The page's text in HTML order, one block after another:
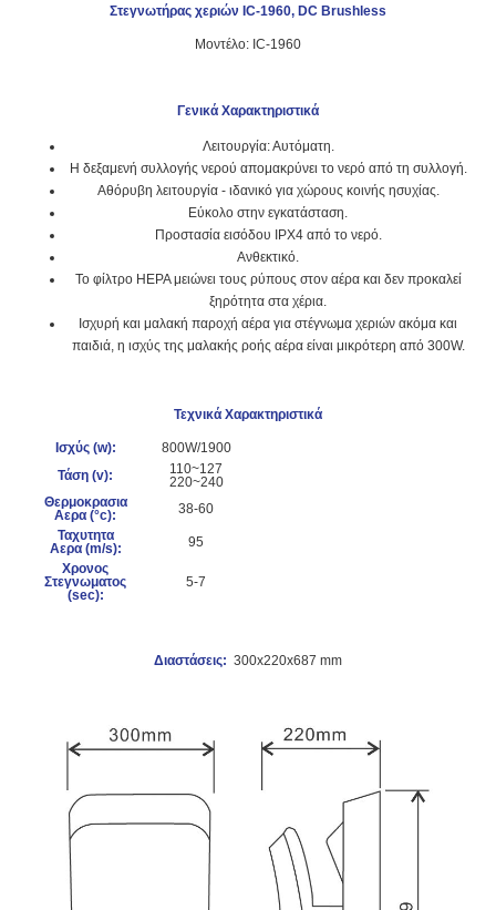
Στεγνωτήρας χεριών IC-1960, DC Brushless
Μοντέλο: IC-1960
Γενικά Χαρακτηριστικά
Λειτουργία: Αυτόματη.
Η δεξαμενή συλλογής νερού απομακρύνει το νερό από τη συλλογή.
Αθόρυβη λειτουργία - ιδανικό για χώρους κοινής ησυχίας.
Εύκολο στην εγκατάσταση.
Προστασία εισόδου IPX4 από το νερό.
Ανθεκτικό.
Το φίλτρο HEPA μειώνει τους ρύπους στον αέρα και δεν προκαλεί
ξηρότητα στα χέρια.
Ισχυρή και μαλακή παροχή αέρα για στέγνωμα χεριών ακόμα και
παιδιά, η ισχύς της μαλακής ροής αέρα είναι μικρότερη από 300W.
Τεχνικά Χαρακτηριστικά
Ισχύς (w):
800W/1900
Τάση (v):
110~127
220~240
Θερμοκρασια
Αερα (°c):
38-60
Ταχυτητα
Αερα (m/s):
95
Χρονος
Στεγνωματος
(sec):
5-7
Διαστάσεις: 300x220x687 mm